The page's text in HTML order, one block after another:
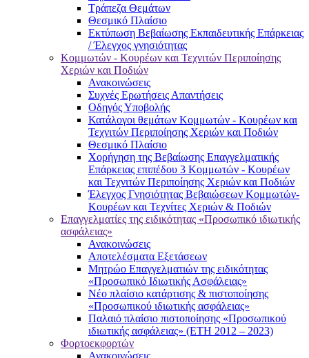
Τράπεζα Θεμάτων
Θεσμικό Πλαίσιο
Εκτύπωση Βεβαίωσης Εκπαιδευτικής Επάρκειας
/ Έλεγχος γνησιότητας
Κομμωτών - Κουρέων και Τεχνιτών Περιποίησης
Χεριών και Ποδιών
Ανακοινώσεις
Συχνές Ερωτήσεις Απαντήσεις
Οδηγός Υποβολής
Κατάλογοι θεμάτων Κομμωτών - Κουρέων και
Τεχνιτών Περιποίησης Χεριών και Ποδιών
Θεσμικό Πλαίσιο
Χορήγηση της Βεβαίωσης Επαγγελματικής
Επάρκειας επιπέδου 3 Κομμωτών - Κουρέων
και Τεχνιτών Περιποίησης Χεριών και Ποδιών
Έλεγχος Γνησιότητας Βεβαιώσεων Κομμωτών-
Κουρέων και Τεχνίτες Χεριών & Ποδιών
Επαγγελματίες της ειδικότητας «Προσωπικό ιδιωτικής
ασφάλειας»
Ανακοινώσεις
Αποτελέσματα Εξετάσεων
Μητρώο Επαγγελματιών της ειδικότητας
«Προσωπικό Ιδιωτικής Ασφάλειας»
Νέο πλαίσιο κατάρτισης & πιστοποίησης
«Προσωπικού ιδιωτικής ασφάλειας»
Παλαιό πλαίσιο πιστοποίησης «Προσωπικού
ιδιωτικής ασφάλειας» (ΕΤΗ 2012 – 2023)
Φορτοεκφορτών
Ανακοινώσεις